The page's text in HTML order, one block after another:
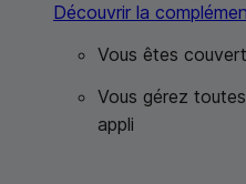
Découvrir la
Vous êtes
Vous gérez
appli